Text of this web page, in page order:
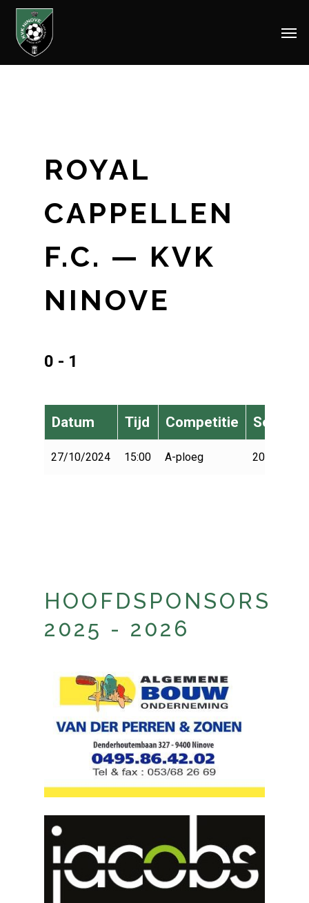
Skip
ROYAL
CAPPELLEN
F.C. — KVK
NINOVE
0 - 1
Datum Tijd Competitie Seizoen
27/10/2024 15:00 A-ploeg 2024-2025
HOOFDSPONSORS
2025 - 2026